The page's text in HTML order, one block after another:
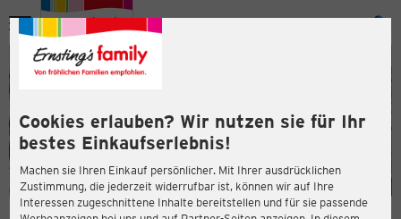
Cookies erlauben? Wir nutzen sie für Ihr
bestes Einkaufserlebnis!
Machen sie Ihren Einkauf persönlicher. Mit Ihrer ausdrücklichen
Zustimmung, die jederzeit widerrufbar ist, können wir auf Ihre
Interessen zugeschnittene Inhalte bereitstellen und für sie passende
Menü